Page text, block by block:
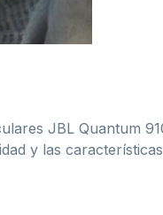
JBL Quantum
y las